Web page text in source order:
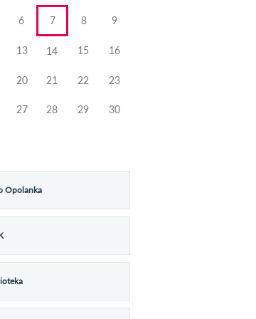
6 7 8 9
13 14 15 16
20 21 22 23
27 28 29 30
Opolanka